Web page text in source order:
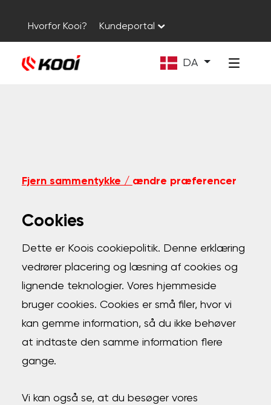
Hvorfor Kooi? Kundeportal
DA
Fjern sammentykke / ændre præferencer
Cookies
Dette er Koois cookiepolitik. Denne erklæring
vedrører placering og læsning af cookies og
lignende teknologier. Vores hjemmeside
bruger cookies. Cookies er små filer, hvor vi
kan gemme information, så du ikke behøver
at indtaste den samme information flere
gange.
Vi kan også se, at du besøger vores